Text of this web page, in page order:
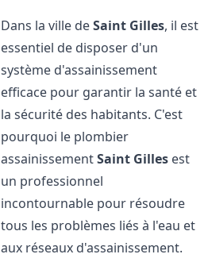
Dans la ville deSaint Gilles, il est
essentiel de disposer d'un
système d'assainissement
efficace pour garantir la santé et
la sécurité des habitants. C'est
pourquoi le plombier
assainissementSaint Gilles est
un professionnel
incontournable pour résoudre
tous les problèmes liés à l'eau et
aux réseaux d'assainissement.